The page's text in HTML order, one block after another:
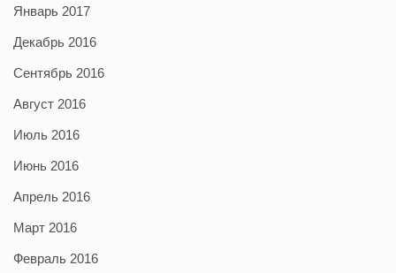
Январь 2017
Декабрь 2016
Сентябрь 2016
Август 2016
Июль 2016
Июнь 2016
Апрель 2016
Март 2016
Февраль 2016